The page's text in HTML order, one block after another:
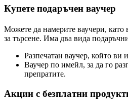
Купете подаръчен ваучер
Можете да намерите ваучери, като
за търсене. Има два вида
Разпечатан ваучер, който ви
Ваучер по имейл, за да го
препратите.
Акции с безплатни